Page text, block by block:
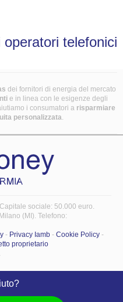
operatori telefonici
dei fornitori di energia del mercato
e in linea con le esigenze degli
i consumatori a risparmiare
personalizzata.
sociale: 50.000 euro.
(MI). Telefono:
- Privacy Iamb - Cookie Policy -
proprietario